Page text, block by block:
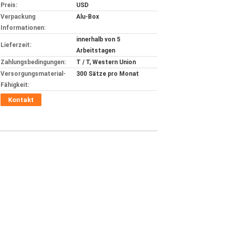
Preis:
USD
Verpackung
Informationen:
Alu-Box
Lieferzeit:
innerhalb von 5
Arbeitstagen
Zahlungsbedingungen:
T / T, Western Union
Versorgungsmaterial-
Fähigkeit:
300 Sätze pro Monat
Kontakt